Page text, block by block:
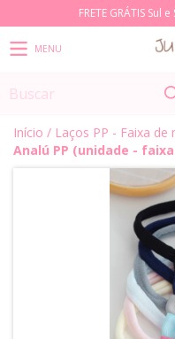
FRETE GRÁTIS
MENU
Início / Laços PP - Faixa de
Analú PP (unidade -